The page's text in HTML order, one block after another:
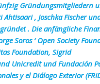
Gründungsmitgliedern
Ahtisaari , Joschka Fischer
. Die anfängliche
Soros ‘ Open Society
Foundation, Sigrid
Unicredit und Fundación
y el Diálogo Exterior